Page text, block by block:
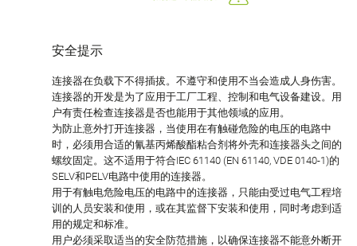
安全提示
连接器在负载下不得插拔。不遵守和使用不当会造成人身伤害。
连接器的开发是为了应用于工厂工程、控制和电气设备建设。用
户有责任检查连接器是否也能用于其他领域的应用。
为防止意外打开连接器，当使用在有触碰危险的电压的电路中
时，必须用合适的氰基丙烯酸酯粘合剂将外壳和连接器头之间的
螺纹固定。这不适用于符合IEC 61140 (EN 61140, VDE 0140-1)的
SELV和PELV电路中使用的连接器。
用于有触电危险电压的电路中的连接器，只能由受过电气工程培
训的人员安装和使用，或在其监督下安装和使用，同时考虑到适
用的规定和标准。
用户必须采取适当的安全防范措施，以确保连接器不能意外断开